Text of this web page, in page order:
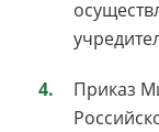
Приказ